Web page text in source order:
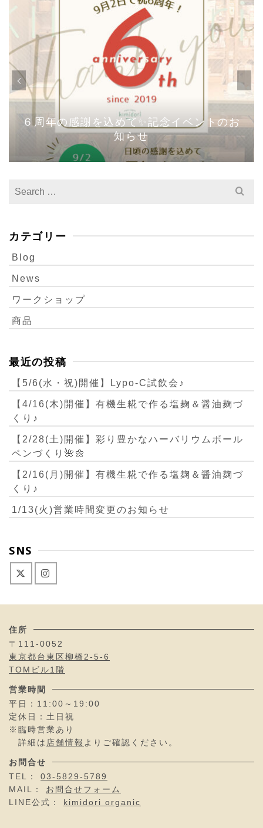
６周年の感謝を込めて✨記念イベントのお
知らせ
Search
カテゴリー
Blog
News
ワークショップ
商品
最近の投稿
【5/6(水・祝)開催】Lypo-C試飲会♪
【4/16(木)開催】有機生糀で作る塩麹＆醤油麹づ
くり♪
【2/28(土)開催】彩り豊かなハーバリウムボール
ペンづくり🌺🌼
【2/16(月)開催】有機生糀で作る塩麹＆醤油麹づ
くり♪
1/13(火)営業時間変更のお知らせ
SNS
住所
〒111-0052
東京都台東区柳橋2-5-6
TOMビル1階
営業時間
平日：11:00～19:00
定休日：土日祝
※臨時営業あり
詳細は 店舗情報 よりご確認ください。
お問合せ
TEL： 03-5829-5789
MAIL： お問合せフォーム
LINE公式： kimidori organic